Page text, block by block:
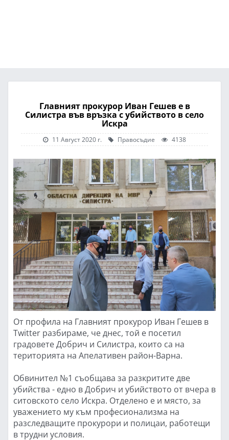
Главният прокурор Иван Гешев е в
Силистра във връзка с убийството в село
Искра
11 Август 2020 г. Правосъдие 4138
От профила на Главният прокурор Иван Гешев в
Twitter разбираме, че днес, той е посетил
градовете Добрич и Силистра, които са на
територията на Апелативен район-Варна.
Обвинител №1 съобщава за разкритите две
убийства - едно в Добрич и убийството от вчера в
ситовското село Искра. Отделено е и място, за
уважението му към професионализма на
разследващите прокурори и полицаи, работещи
в трудни условия.